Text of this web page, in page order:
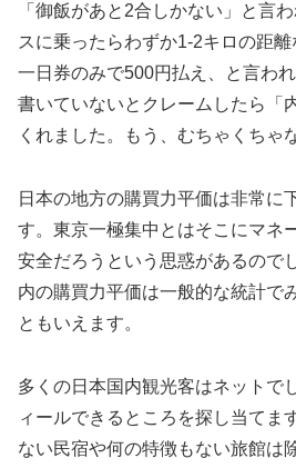
「御飯があと2合しかない」と言
スに乗ったらわずか1-2キロの距
一日券のみで500円払え、と言わ
書いていないとクレームしたら「
くれました。もう、むちゃくちゃ
日本の地方の購買力平価は非常に
す。東京一極集中とはそこにマネ
安全だろうという思惑があるので
内の購買力平価は一般的な統計で
ともいえます。
多くの日本国内観光客はネットで
ィールできるところを探し当てま
ない民宿や何の特徴もない旅館は